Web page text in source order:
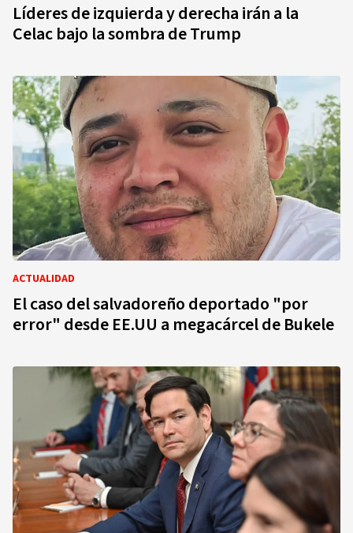
Líderes de izquierda y derecha irán a la
Celac bajo la sombra de Trump
ACTUALIDAD
El caso del salvadoreño deportado "por
error" desde EE.UU a megacárcel de Bukele